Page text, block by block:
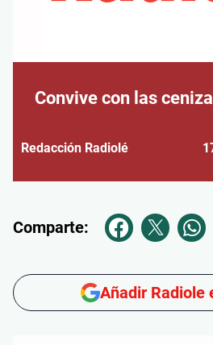
Convive con las
Redacción Radiolé
Comparte:
Añadir Radiole